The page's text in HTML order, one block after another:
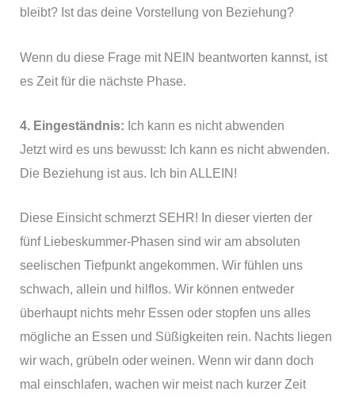
bleibt? Ist das deine Vorstellung von Beziehung?
Wenn du diese Frage mit NEIN beantworten kannst, ist
es Zeit für die nächste Phase.
4. Eingeständnis: Ich kann es nicht abwenden
Jetzt wird es uns bewusst: Ich kann es nicht abwenden.
Die Beziehung ist aus. Ich bin ALLEIN!
Diese Einsicht schmerzt SEHR! In dieser vierten der
fünf Liebeskummer-Phasen sind wir am absoluten
seelischen Tiefpunkt angekommen. Wir fühlen uns
schwach, allein und hilflos. Wir können entweder
überhaupt nichts mehr Essen oder stopfen uns alles
mögliche an Essen und Süßigkeiten rein. Nachts liegen
wir wach, grübeln oder weinen. Wenn wir dann doch
mal einschlafen, wachen wir meist nach kurzer Zeit